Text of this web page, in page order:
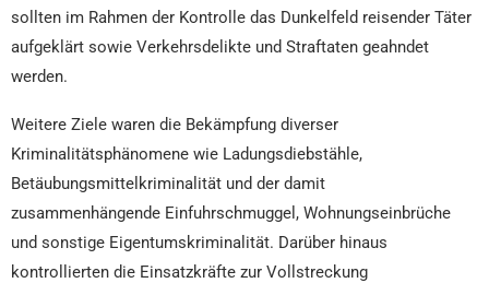
sollten im Rahmen der Kontrolle das Dunkelfeld reisender Täter
aufgeklärt sowie Verkehrsdelikte und Straftaten geahndet
werden.
Weitere Ziele waren die Bekämpfung diverser
Kriminalitätsphänomene wie Ladungsdiebstähle,
Betäubungsmittelkriminalität und der damit
zusammenhängende Einfuhrschmuggel, Wohnungseinbrüche
und sonstige Eigentumskriminalität. Darüber hinaus
kontrollierten die Einsatzkräfte zur Vollstreckung